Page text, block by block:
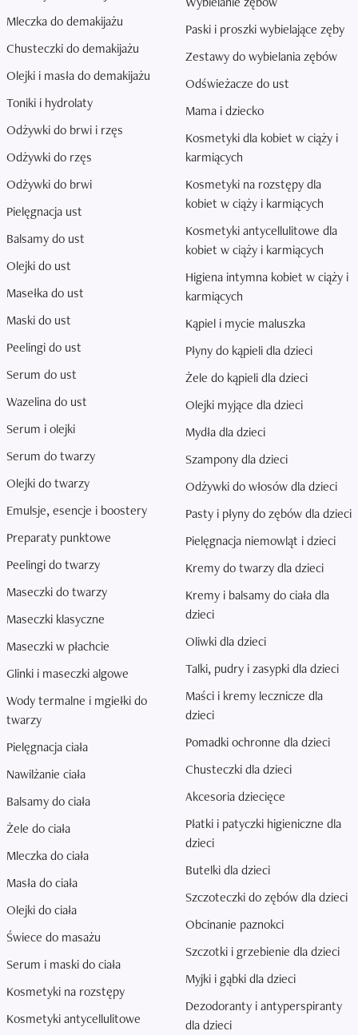
Mleczka do demakijażu
Chusteczki do demakijażu
Olejki i masła do demakijażu
Toniki i hydrolaty
Odżywki do brwi i rzęs
Odżywki do rzęs
Odżywki do brwi
Pielęgnacja ust
Balsamy do ust
Olejki do ust
Masełka do ust
Maski do ust
Peelingi do ust
Serum do ust
Wazelina do ust
Serum i olejki
Serum do twarzy
Olejki do twarzy
Emulsje, esencje i boostery
Preparaty punktowe
Peelingi do twarzy
Maseczki do twarzy
Maseczki klasyczne
Maseczki w płachcie
Glinki i maseczki algowe
Wody termalne i mgiełki do
twarzy
Pielęgnacja ciała
Nawilżanie ciała
Balsamy do ciała
Żele do ciała
Mleczka do ciała
Masła do ciała
Olejki do ciała
Świece do masażu
Serum i maski do ciała
Kosmetyki na rozstępy
Kosmetyki antycellulitowe
Paski i proszki wybielające zęby
Zestawy do wybielania zębów
Odświeżacze do ust
Mama i dziecko
Kosmetyki dla kobiet w ciąży i
karmiących
Kosmetyki na rozstępy dla
kobiet w ciąży i karmiących
Kosmetyki antycellulitowe dla
kobiet w ciąży i karmiących
Higiena intymna kobiet w ciąży i
karmiących
Kąpiel i mycie maluszka
Płyny do kąpieli dla dzieci
Żele do kąpieli dla dzieci
Olejki myjące dla dzieci
Mydła dla dzieci
Szampony dla dzieci
Odżywki do włosów dla dzieci
Pasty i płyny do zębów dla dzieci
Pielęgnacja niemowląt i dzieci
Kremy do twarzy dla dzieci
Kremy i balsamy do ciała dla
dzieci
Oliwki dla dzieci
Talki, pudry i zasypki dla dzieci
Maści i kremy lecznicze dla
dzieci
Pomadki ochronne dla dzieci
Chusteczki dla dzieci
Akcesoria dziecięce
Płatki i patyczki higieniczne dla
dzieci
Butelki dla dzieci
Szczoteczki do zębów dla dzieci
Obcinanie paznokci
Szczotki i grzebienie dla dzieci
Myjki i gąbki dla dzieci
Dezodoranty i antyperspiranty
dla dzieci